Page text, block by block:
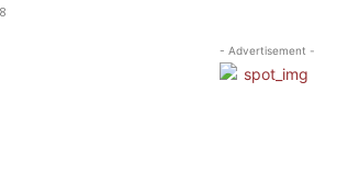
- Advertisement -